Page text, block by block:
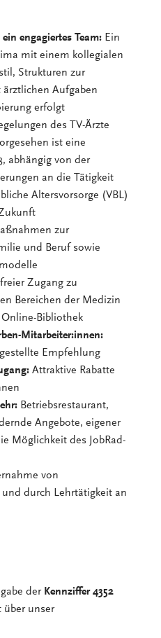
engagiertes Team: Ein
mit einem kollegialen
Strukturen zur
Aufgaben
erfolgt
des TV-Ärzte
ist eine
abhängig von der
an die Tätigkeit
Altersvorsorge (VBL)
zur
und Beruf sowie
Zugang zu
Bereichen der Medizin
Bibliothek
Mitarbeiter:innen:
Empfehlung
Attraktive Rabatte
Betriebsrestaurant,
Angebote, eigener
Möglichkeit des JobRad-
von
durch Lehrtätigkeit an
der Kennziffer 4352
über unser